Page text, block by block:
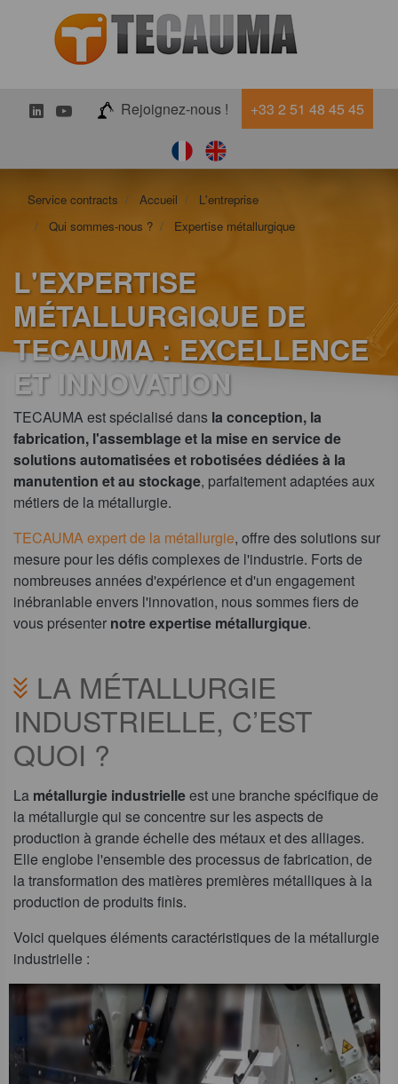
LinkedInYoutubeRejoignez-nous ! +33 2 51 48 45 45
Service contracts Accueil
L'entreprise
Qui sommes-nous ?
Expertise métallurgique
L'EXPERTISE
MÉTALLURGIQUE DE
TECAUMA : EXCELLENCE
ET INNOVATION
TECAUMA est spécialisé dans la conception, la
fabrication, l'assemblage et la mise en service de
solutions automatisées et robotiséesdédiées à la
manutention et au stockage, parfaitement adaptées aux
métiers de la métallurgie.
TECAUMA expert de la métallurgie, offre des solutions sur
mesure pour les défis complexes de l'industrie. Forts de
nombreuses années d'expérience et d'un engagement
inébranlable envers l'innovation, nous sommes fiers de
vous présenter notre expertise métallurgique.
LA MÉTALLURGIE
INDUSTRIELLE, C’EST
QUOI ?
La métallurgie industrielleest une branche spécifique de
la métallurgie qui se concentre sur les aspects de
production à grande échelle des métaux et des alliages.
Elle englobe l'ensemble des processus de fabrication, de
la transformation des matières premières métalliques à la
production de produits finis.
Voici quelques éléments caractéristiques de la métallurgie
industrielle :